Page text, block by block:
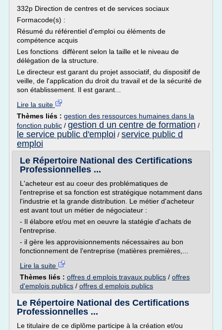
332p Direction de centres et de services sociaux
Formacode(s) :
Résumé du référentiel d'emploi ou éléments de
compétence acquis
Les fonctions diffèrent selon la taille et le niveau de
délégation de la structure.
Le directeur est garant du projet associatif, du dispositif de
veille, de l'application du droit du travail et de la sécurité de
son établissement. Il est garant...
Lire la suite
Thèmes liés : gestion des ressources humaines dans la
fonction public / gestion d un centre de formation /
le service public d'emploi / service public d
emploi
Le Répertoire National des Certifications
Professionnelles ...
L'acheteur est au coeur des problématiques de
l'entreprise et sa fonction est stratégique notamment dans
l'industrie et la grande distribution. Le métier d'acheteur
est avant tout un métier de négociateur :
- Il élabore et/ou met en oeuvre la statégie d'achats de
l'entreprise.
- il gère les approvisionnements nécessaires au bon
fonctionnement de l'entreprise (matières premières,...
Lire la suite
Thèmes liés : offres d emplois travaux publics / offres
d'emplois publics / offres d emplois publics
Le Répertoire National des Certifications
Professionnelles ...
Le titulaire de ce diplôme participe à la création et/ou